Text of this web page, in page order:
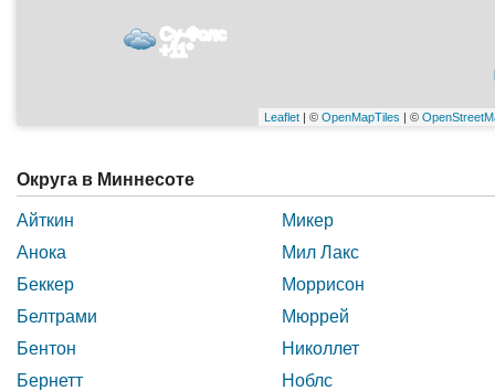
Су-Фолс
+11°
Leaflet | ©OpenMapTiles | ©
Округа в Миннесоте
Айткин
Анока
Беккер
Белтрами
Бентон
Бернетт
Микер
Мил Лакс
Моррисон
Мюррей
Николлет
Ноблс